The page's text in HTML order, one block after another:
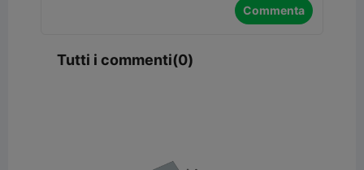
Commenta
Tutti i commenti(0)